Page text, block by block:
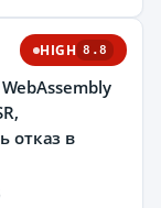
HIGH 8.8
отказ в